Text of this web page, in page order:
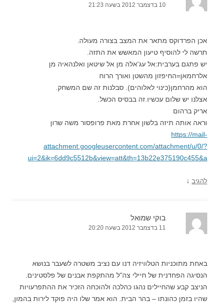
10 בדצמבר 2012 בשעה 21:23
אכן הפרדוקס מתאר את המצב בצורה מעולה.
תרשה לי להוסיף טיעון המאשש את התזה.
יש פתגם בערבית:אל עג'אלה מן אל שיטאן ואלנהאיה מן
אלרחמאן=החיפזון מהשטן ואורך הרוח
הוא מהרחמן(כינוי לאלוהים). סבלנות זה שם המשחק.
אצלנו יש שלום עכשיו.זה בבסיס הכשל.
אריק ברהום
וראה אותה תיזה בלשון אחרת מאת פרופסור משה שרון
https://mail-
attachment.googleusercontent.com/attachment/u/0/?
ui=2&ik=6dd9c5512b&view=att&th=13b22e375190c455&a
להגיב ↓
בוקי שמואל
11 בדצמבר 2012 בשעה 20:20
באחת מתוכניות הטלוויזיה דנו עם נציב משטרה לשעבר בנושא
הנסיגה הפחדנית של חיילי צה"ל מהתקפת אבנים של פלסטינים.
הניצב קבע שהחיילים נהגו כהלכה ולהוכחה הזכיר את ההתפרעויות
שהיו בזמן כהונתו – בהר הבית. הוא אמר שלו היה פוקד לירות בהמון,